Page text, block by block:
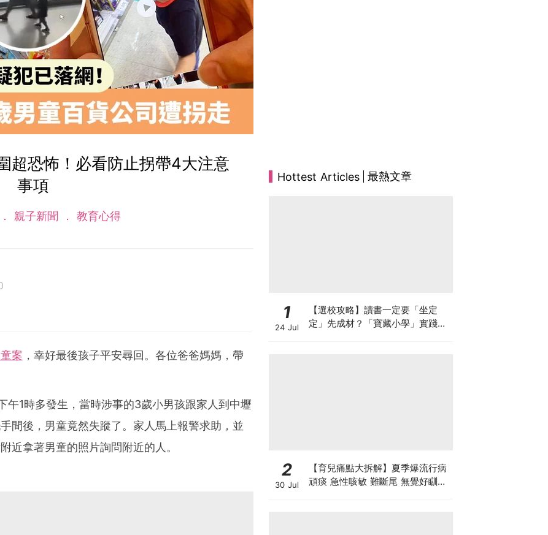
超恐怖！必看防止拐帶4大注意
事項
親子新聞 教育心得
案 ，幸好最後孩子平安尋回。各位爸爸媽媽，帶
午1時多發生，當時涉事的3歲小男孩跟家人到中壢
間後，男童竟然失蹤了。家人馬上報警求助，並
近拿著男童的照片詢問附近的人。
Hottest Articles 最熱文章
1
24 Jul
【選校攻略】讀書一定要「坐定
定」先成材？「寶藏小學」實踐動
2
30 Jul
【育兒痛點大拆解】夏季爆流行病
頑痰 急性咳敏 難斷尾 無覺好瞓？